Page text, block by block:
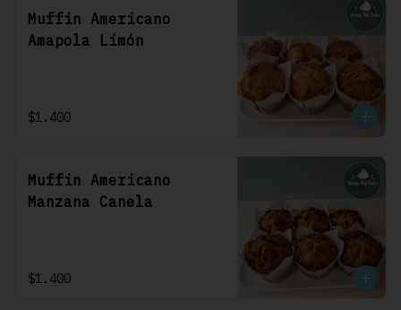
Muffin Americano
Amapola Limón
$1.400
Muffin Americano
Manzana Canela
$1.400